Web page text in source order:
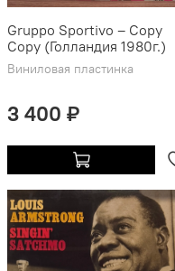
Gruppo Sportivo ‎– Copy
Copy (Голландия 1980г.)
Виниловая пластинка
3 400 ₽